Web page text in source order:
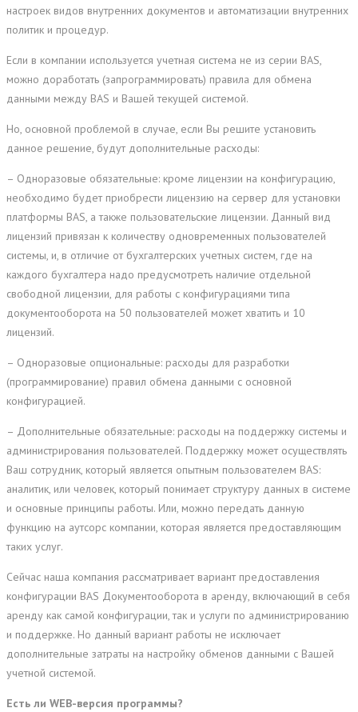
настроек видов внутренних документов и автоматизации внутренних
политик и процедур.
Если в компании используется учетная система не из серии BAS,
можно доработать (запрограммировать) правила для обмена
данными между BAS и Вашей текущей системой.
Но, основной проблемой в случае, если Вы решите установить
данное решение, будут дополнительные расходы:
– Одноразовые обязательные: кроме лицензии на конфигурацию,
необходимо будет приобрести лицензию на сервер для установки
платформы BAS, а также пользовательские лицензии. Данный вид
лицензий привязан к количеству одновременных пользователей
системы, и, в отличие от бухгалтерских учетных систем, где на
каждого бухгалтера надо предусмотреть наличие отдельной
свободной лицензии, для работы с конфигурациями типа
документооборота на 50 пользователей может хватить и 10
лицензий.
– Одноразовые опциональные: расходы для разработки
(программирование) правил обмена данными с основной
конфигурацией.
– Дополнительные обязательные: расходы на поддержку системы и
администрирования пользователей. Поддержку может осуществлять
Ваш сотрудник, который является опытным пользователем BAS:
аналитик, или человек, который понимает структуру данных в системе
и основные принципы работы. Или, можно передать данную
функцию на аутсорс компании, которая является предоставляющим
таких услуг.
Сейчас наша компания рассматривает вариант предоставления
конфигурации BAS Документооборота в аренду, включающий в себя
аренду как самой конфигурации, так и услуги по администрированию
и поддержке. Но данный вариант работы не исключает
дополнительные затраты на настройку обменов данными с Вашей
учетной системой.
Есть ли WEB-версия программы?